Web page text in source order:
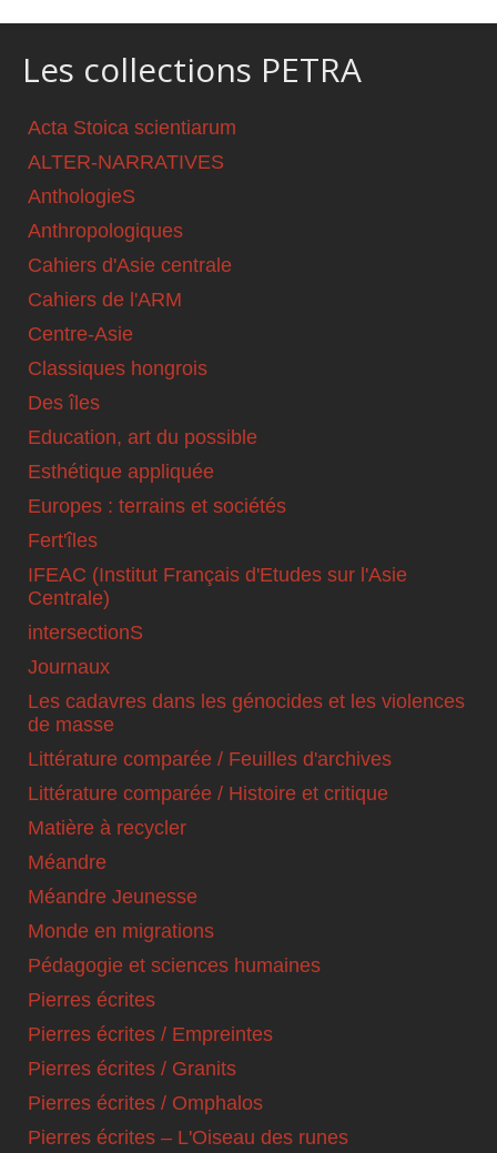
Les collections PETRA
Acta Stoica scientiarum
ALTER-NARRATIVES
AnthologieS
Anthropologiques
Cahiers d'Asie centrale
Cahiers de l'ARM
Centre-Asie
Classiques hongrois
Des îles
Education, art du possible
Esthétique appliquée
Europes : terrains et sociétés
Fert'îles
IFEAC (Institut Français d'Etudes sur l'Asie
Centrale)
intersectionS
Journaux
Les cadavres dans les génocides et les violences
de masse
Littérature comparée / Feuilles d'archives
Littérature comparée / Histoire et critique
Matière à recycler
Méandre
Méandre Jeunesse
Monde en migrations
Pédagogie et sciences humaines
Pierres écrites
Pierres écrites / Empreintes
Pierres écrites / Granits
Pierres écrites / Omphalos
Pierres écrites – L'Oiseau des runes